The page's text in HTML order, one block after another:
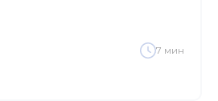
7 мин